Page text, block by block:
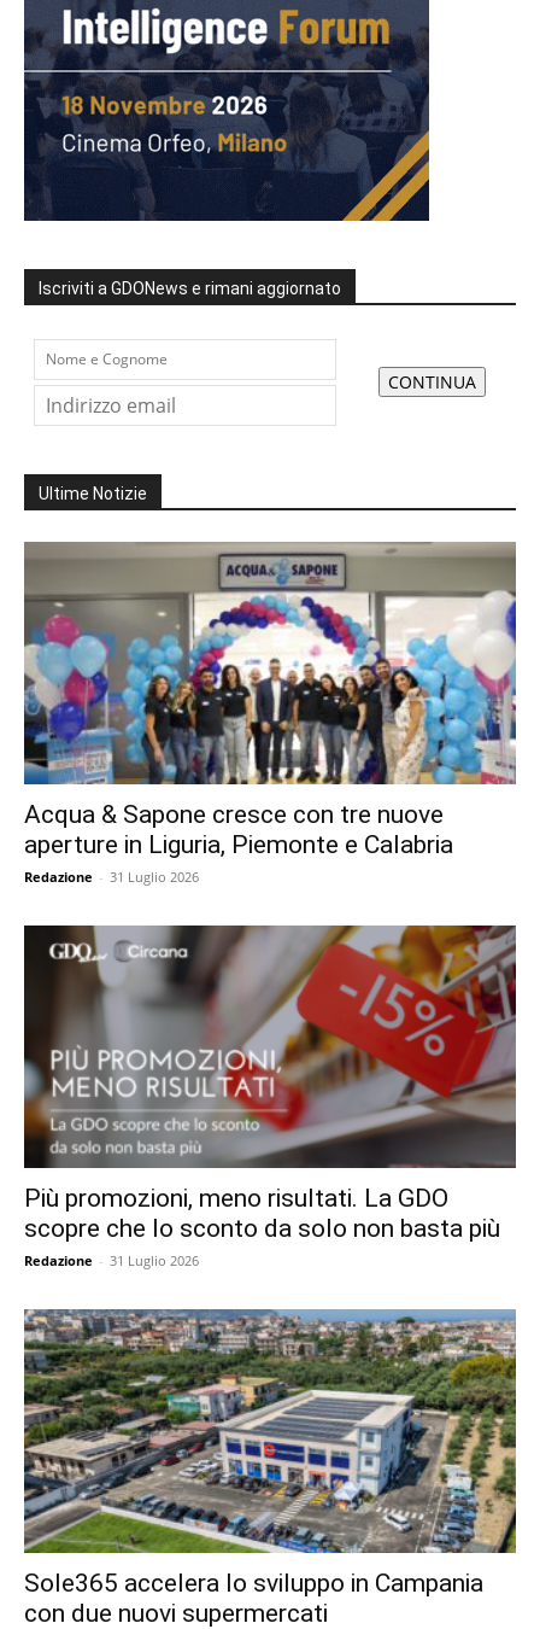
Iscriviti a GDONews e rimani aggiornato
Ultime Notizie
Acqua & Sapone cresce con tre nuove
aperture in Liguria, Piemonte e Calabria
Redazione - 31 Luglio 2026
Più promozioni, meno risultati. La GDO
scopre che lo sconto da solo non basta più
Redazione - 31 Luglio 2026
Sole365 accelera lo sviluppo in Campania
con due nuovi supermercati